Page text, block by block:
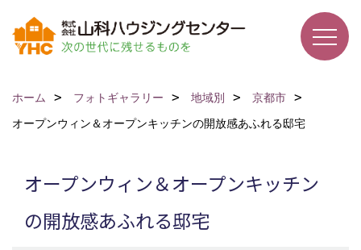
ホーム フォトギャラリー 地域別
京都市
オープンウィン＆オープンキッチンの開放感あふれる邸宅
オープンウィン＆オープンキッチン
の開放感あふれる邸宅